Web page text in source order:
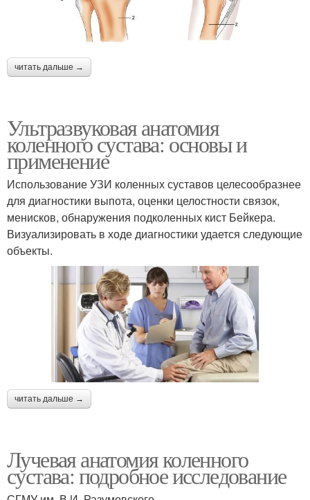
читать дальше →
Ультразвуковая анатомия
коленного сустава: основы и
применение
Использование УЗИ коленных суставов целесообразнее
для диагностики выпота, оценки целостности связок,
менисков, обнаружения подколенных кист Бейкера.
Визуализировать в ходе диагностики удается следующие
объекты.
читать дальше →
Лучевая анатомия коленного
сустава: подробное исследование